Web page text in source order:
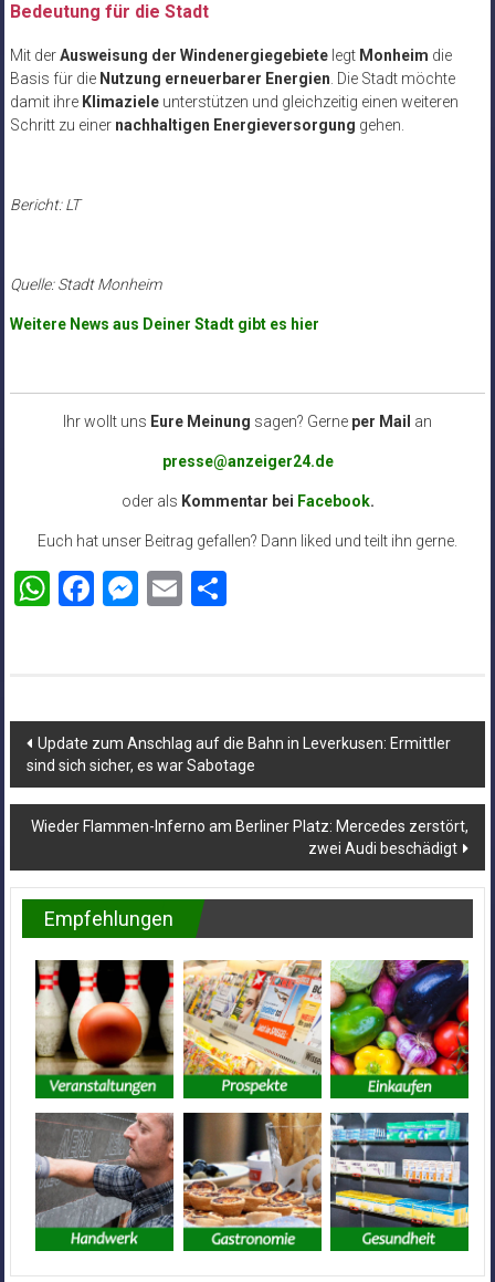
Bedeutung für die Stadt
Mit derAusweisung der Windenergiegebietelegt Monheim die
Basis für die Nutzung erneuerbarer Energien. Die Stadt möchte
damit ihre Klimazieleunterstützen und gleichzeitig einen weiteren
Schritt zu einer nachhaltigen Energieversorgung gehen.
Bericht: LT
Quelle: Stadt Monheim
Weitere News aus Deiner Stadt gibt es hier
Ihr wollt uns Eure Meinung sagen? Gerne per Mail an
presse@anzeiger24.de
oder als Kommentar bei Facebook.
Euch hat unser Beitrag gefallen? Dann liked und teilt ihn gerne.
WhatsApp
Facebook
Messenger
EmailTeilen
Beitragsnavigation
Update zum Anschlag auf die Bahn in Leverkusen: Ermittler
sind sich sicher, es war Sabotage
Wieder Flammen-Inferno am Berliner Platz: Mercedes zerstört,
zwei Audi beschädigt
Empfehlungen